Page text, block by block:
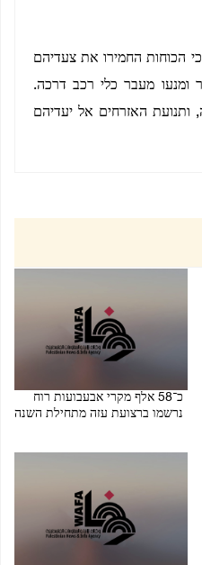
הכוחות החמירו את צעדיהם
ומנעו מעבר כלי רכב דרכה.
ותנועת האזרחים אל יעדיהם
כ־58 אלף מקרי אבעבועות רוח
נרשמו ברצועת עזה מתחילת השנה